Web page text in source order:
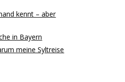
kennt – aber
in Bayern
meine Syltreise